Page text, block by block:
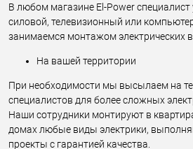
В любом магазине El-Power специалист
силовой, телевизионный или
занимаемся монтажом электрических
На вашей территории
При необходимости мы высылаем на
специалистов для более сложных
Наши сотрудники монтируют в
домах любые виды электрики,
проекты с гарантией качества.